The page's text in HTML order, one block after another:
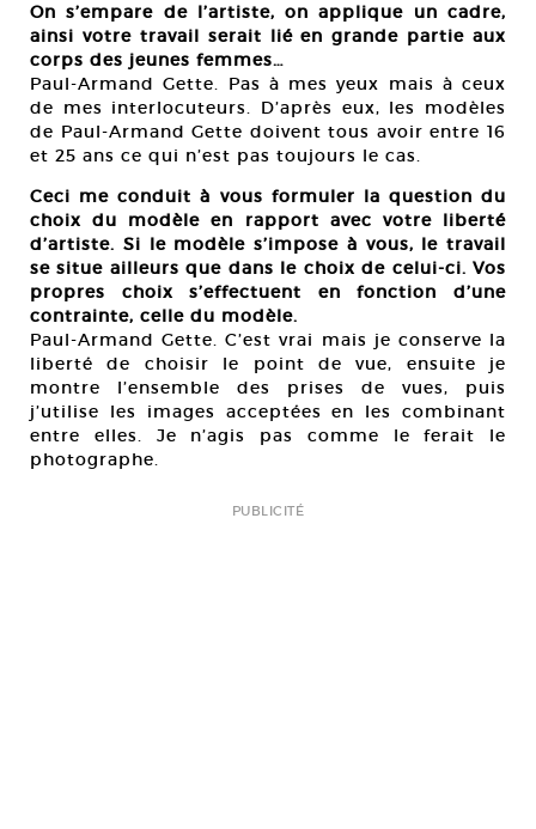
On s’empare de l’artiste, on applique un cadre,
ainsi votre travail serait lié en grande partie aux
corps des jeunes femmes…
Paul-Armand Gette. Pas à mes yeux mais à ceux
de mes interlocuteurs. D’après eux, les modèles
de Paul-Armand Gette doivent tous avoir entre 16
et 25 ans ce qui n’est pas toujours le cas.
Ceci me conduit à vous formuler la question du
choix du modèle en rapport avec votre liberté
d’artiste. Si le modèle s’impose à vous, le travail
se situe ailleurs que dans le choix de celui-ci. Vos
propres choix s’effectuent en fonction d’une
contrainte, celle du modèle.
Paul-Armand Gette. C’est vrai mais je conserve la
liberté de choisir le point de vue, ensuite je
montre l’ensemble des prises de vues, puis
j’utilise les images acceptées en les combinant
entre elles. Je n’agis pas comme le ferait le
photographe.
PUBLICITÉ